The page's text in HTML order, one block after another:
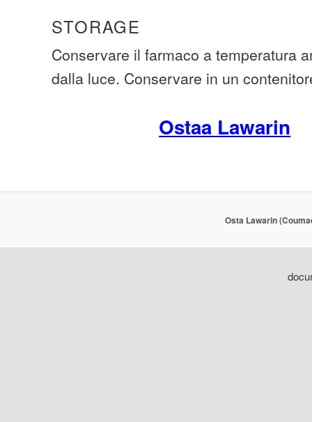
STORAGE
Conservare il farmaco a temperatura
dalla luce. Conservare in un
Ostaa Lawarin
Osta Lawarin